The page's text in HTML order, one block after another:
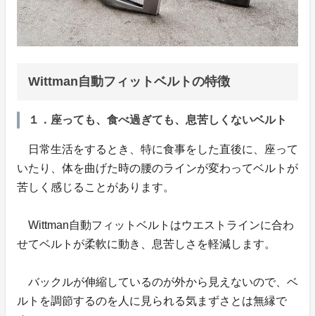
Wittman自動フィットベルトの特徴
１．座っても、食べ過ぎても、息苦しくないベルト
日常生活をするとき、特に食事をした直後に、座って
いたり、体を曲げた時の腰のラインが変わってベルトが
苦しく感じることがあります。
Wittman自動フィットベルトはウエストラインに合わ
せてベルトが柔軟に動き、息苦しさを軽減します。
バックルが伸縮しているのが外から見えないので、ベ
ルトを調節するのを人に見られる気まずさとは無縁で